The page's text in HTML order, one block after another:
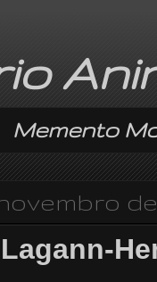
Memento
de